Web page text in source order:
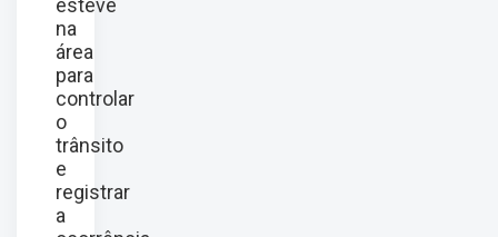
na
área
para
controlar
o
trânsito
e
registrar
a